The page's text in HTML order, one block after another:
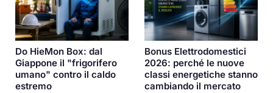
Do HieMon Box: dal
Giappone il "frigorifero
umano" contro il caldo
estremo
Bonus Elettrodomestici
2026: perché le nuove
classi energetiche stanno
cambiando il mercato